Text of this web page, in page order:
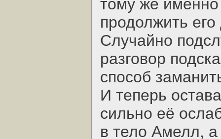
тому же
продолжить
Случайно
разговор
способ
И теперь
сильно её
в тело Амелл, а